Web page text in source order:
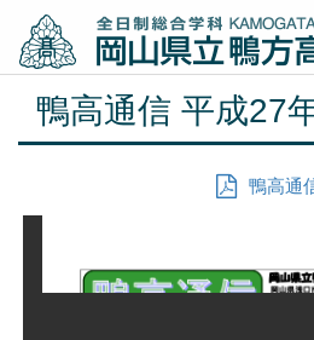
鴨高通信 平成27
鴨高通